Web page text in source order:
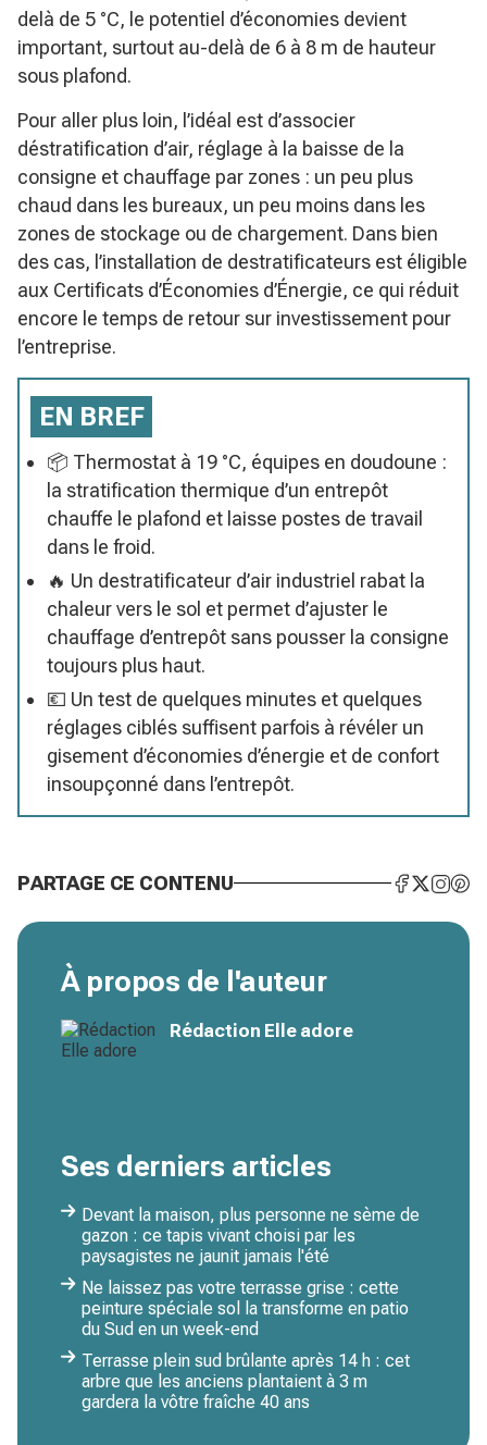
delà de 5 °C, le potentiel d’économies devient
important, surtout au-delà de 6 à 8 m de hauteur
sous plafond.
Pour aller plus loin, l’idéal est d’associer
déstratification d’air, réglage à la baisse de la
consigne et chauffage par zones : un peu plus
chaud dans les bureaux, un peu moins dans les
zones de stockage ou de chargement. Dans bien
des cas, l’installation de destratificateurs est éligible
aux Certificats d’Économies d’Énergie, ce qui réduit
encore le temps de retour sur investissement pour
l’entreprise.
EN BREF
📦 Thermostat à 19 °C, équipes en doudoune :
la stratification thermique d’un entrepôt
chauffe le plafond et laisse postes de travail
dans le froid.
🔥 Un destratificateur d’air industriel rabat la
chaleur vers le sol et permet d’ajuster le
chauffage d’entrepôt sans pousser la consigne
toujours plus haut.
💶 Un test de quelques minutes et quelques
réglages ciblés suffisent parfois à révéler un
gisement d’économies d’énergie et de confort
insoupçonné dans l’entrepôt.
PARTAGE CE CONTENU
À propos de l'auteur
Rédaction Elle adore
Ses derniers articles
Devant la maison, plus personne ne sème de
gazon : ce tapis vivant choisi par les
paysagistes ne jaunit jamais l'été
Ne laissez pas votre terrasse grise : cette
peinture spéciale sol la transforme en patio
du Sud en un week-end
Terrasse plein sud brûlante après 14 h : cet
arbre que les anciens plantaient à 3 m
gardera la vôtre fraîche 40 ans